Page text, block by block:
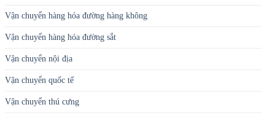
Vận chuyển hàng hóa đường hàng không
Vận chuyển hàng hóa đường sắt
Vận chuyển nội địa
Vận chuyển quốc tế
Vận chuyển thú cưng